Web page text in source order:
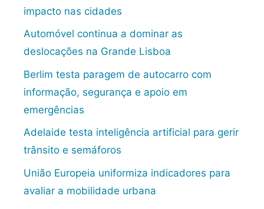
impacto nas cidades
Automóvel continua a dominar as
deslocações na Grande Lisboa
Berlim testa paragem de autocarro com
informação, segurança e apoio em
emergências
Adelaide testa inteligência artificial para gerir
trânsito e semáforos
União Europeia uniformiza indicadores para
avaliar a mobilidade urbana